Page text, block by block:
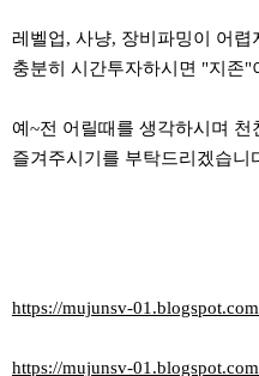
레벨업, 사냥, 장비파밍이 어렵
충분히 시간투자하시면 "지존"
예~전 어릴때를 생각하시며 천
즐겨주시기를 부탁드리겠습니
https://mujunsv-
https://mujunsv-